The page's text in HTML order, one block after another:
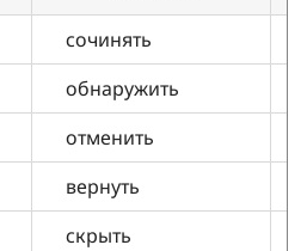
сочинять
обнаружить
отменить
вернуть
скрыть